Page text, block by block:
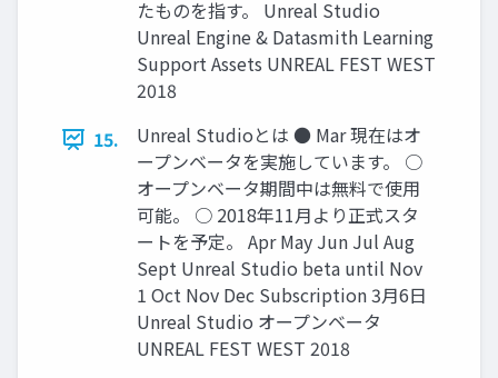
たものを指す。 Unreal Studio
Unreal Engine & Datasmith Learning
Support Assets UNREAL FEST WEST
2018
15.
Unreal Studioとは ● Mar 現在はオ
ープンベータを実施しています。 ○
オープンベータ期間中は無料で使用
可能。 ○ 2018年11月より正式スタ
ートを予定。 Apr May Jun Jul Aug
Sept Unreal Studio beta until Nov
1 Oct Nov Dec Subscription 3月6日
Unreal Studio オープンベータ
UNREAL FEST WEST 2018